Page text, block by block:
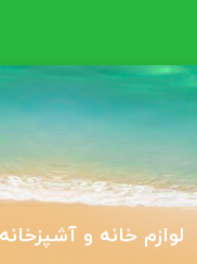
لوازم خانه و آشپزخانه